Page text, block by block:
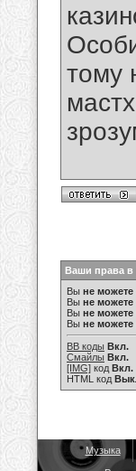
тому
Ваши права в
Вы не можете
Вы не можете
Вы не можете
Вы не можете
BB коды Вкл.
Смайлы Вкл.
[IMG] код Вкл.
HTML код
Музыка